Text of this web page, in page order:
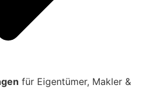
für Eigentümer, Makler &